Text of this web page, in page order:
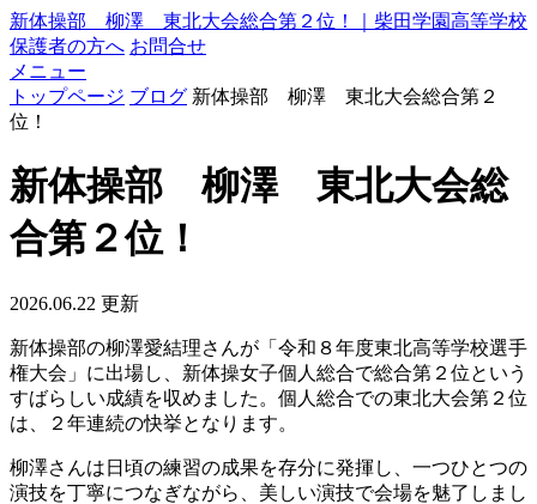
新体操部 柳澤 東北大会総合第２位！｜柴田学園高等学校
保護者の方へ お問合せ
メニュー
トップページ ブログ 新体操部 柳澤 東北大会総合第２
位！
新体操部 柳澤 東北大会総
合第２位！
2026.06.22 更新
新体操部の柳澤愛結理さんが「令和８年度東北高等学校選手
権大会」に出場し、新体操女子個人総合で総合第２位という
すばらしい成績を収めました。個人総合での東北大会第２位
は、２年連続の快挙となります。
柳澤さんは日頃の練習の成果を存分に発揮し、一つひとつの
演技を丁寧につなぎながら、美しい演技で会場を魅了しまし